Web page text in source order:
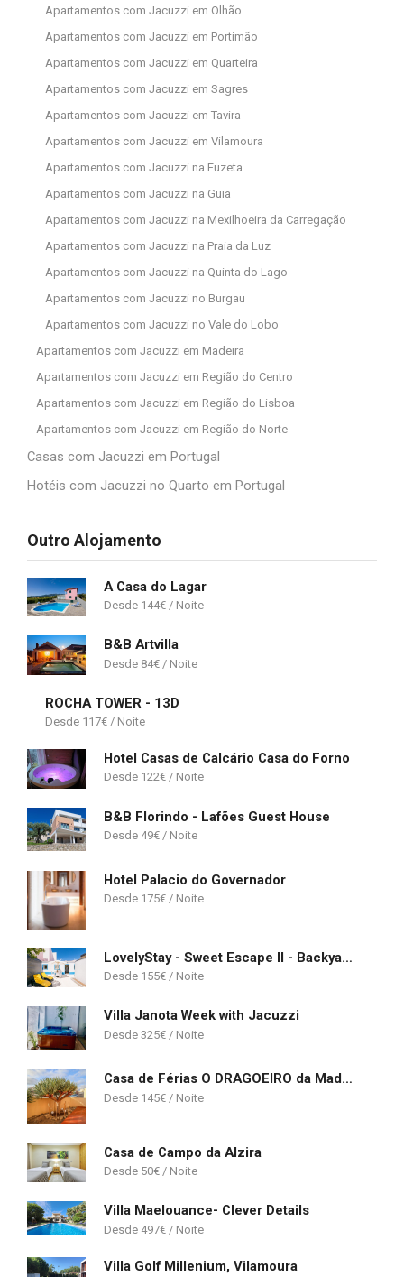
Apartamentos com Jacuzzi em Olhão
Apartamentos com Jacuzzi em Portimão
Apartamentos com Jacuzzi em Quarteira
Apartamentos com Jacuzzi em Sagres
Apartamentos com Jacuzzi em Tavira
Apartamentos com Jacuzzi em Vilamoura
Apartamentos com Jacuzzi na Fuzeta
Apartamentos com Jacuzzi na Guia
Apartamentos com Jacuzzi na Mexilhoeira da Carregação
Apartamentos com Jacuzzi na Praia da Luz
Apartamentos com Jacuzzi na Quinta do Lago
Apartamentos com Jacuzzi no Burgau
Apartamentos com Jacuzzi no Vale do Lobo
Apartamentos com Jacuzzi em Madeira
Apartamentos com Jacuzzi em Região do Centro
Apartamentos com Jacuzzi em Região do Lisboa
Apartamentos com Jacuzzi em Região do Norte
Casas com Jacuzzi em Portugal
Hotéis com Jacuzzi no Quarto em Portugal
Outro Alojamento
A Casa do Lagar
144€
B&B Artvilla
84€
ROCHA TOWER - 13D
117€
Hotel Casas de Calcário Casa do Forno
122€
B&B Florindo - Lafões Guest House
49€
Hotel Palacio do Governador
175€
LovelyStay - Sweet Escape II - Backyard
155€
Villa Janota Week with Jacuzzi
325€
Casa de Férias O DRAGOEIRO da Madalena!
145€
Casa de Campo da Alzira
50€
Villa Maelouance- Clever Details
497€
Villa Golf Millenium, Vilamoura